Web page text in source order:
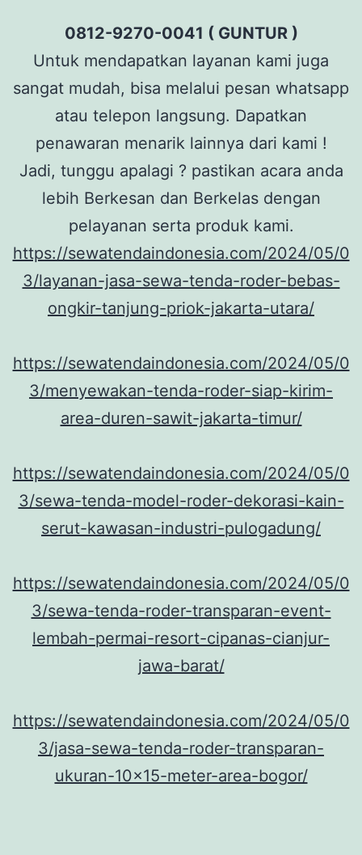
0812-9270-0041 ( GUNTUR )
Untuk mendapatkan layanan kami juga
sangat mudah, bisa melalui pesan whatsapp
atau telepon langsung. Dapatkan
penawaran menarik lainnya dari kami !
Jadi, tunggu apalagi ? pastikan acara anda
lebih Berkesan dan Berkelas dengan
pelayanan serta produk kami.
https://sewatendaindonesia.com/2024/05/0
3/layanan-jasa-sewa-tenda-roder-bebas-
ongkir-tanjung-priok-jakarta-utara/
https://sewatendaindonesia.com/2024/05/0
3/menyewakan-tenda-roder-siap-kirim-
area-duren-sawit-jakarta-timur/
https://sewatendaindonesia.com/2024/05/0
3/sewa-tenda-model-roder-dekorasi-kain-
serut-kawasan-industri-pulogadung/
https://sewatendaindonesia.com/2024/05/0
3/sewa-tenda-roder-transparan-event-
lembah-permai-resort-cipanas-cianjur-
jawa-barat/
https://sewatendaindonesia.com/2024/05/0
3/jasa-sewa-tenda-roder-transparan-
ukuran-10×15-meter-area-bogor/